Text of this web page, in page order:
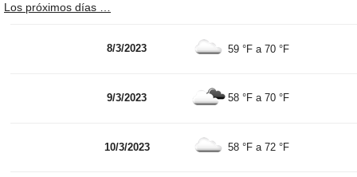
Los próximos días …
8/3/2023 59 °F a70 °F
9/3/2023 58 °F a70 °F
10/3/2023 58 °F a72 °F